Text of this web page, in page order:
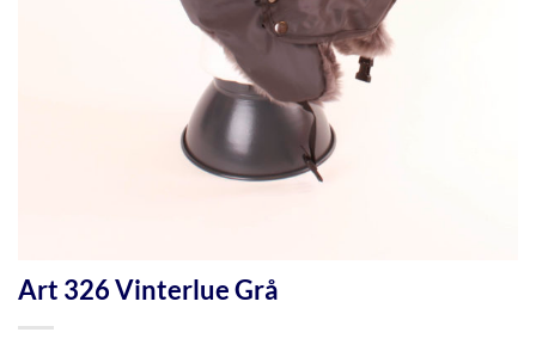
Art 326 Vinterlue Grå